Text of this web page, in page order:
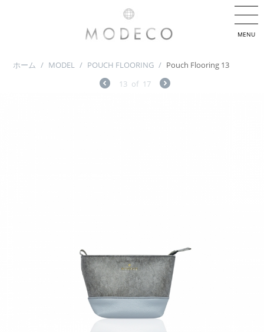
ホーム / MODEL / POUCH FLOORING / Pouch Flooring 13
13 of 17
MENU